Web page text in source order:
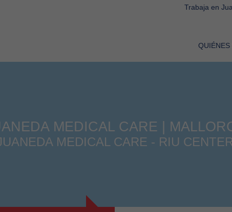
Trabaja en
MEDICAL CARE |
MEDICAL CARE - RIU CENTER